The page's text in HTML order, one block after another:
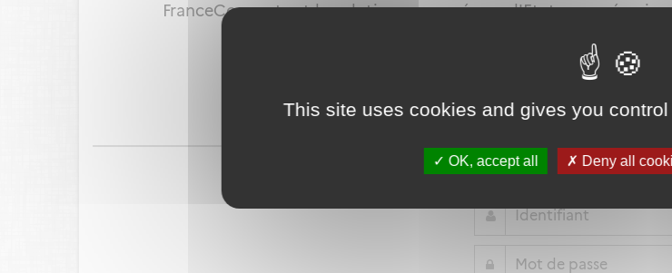
This site uses cookies and gives you
OK, accept all Deny all
FranceConnect est la solution proposée par l'Etat pour
Qu'est-ce que
ou